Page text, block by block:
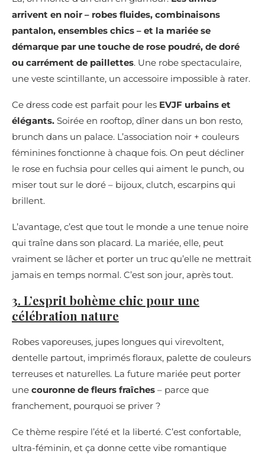
arrivent en noir – robes fluides, combinaisons
pantalon, ensembles chics – et la mariée se
démarque par une touche de rose poudré, de doré
ou carrément de paillettes. Une robe spectaculaire,
une veste scintillante, un accessoire impossible à rater.
Ce dress code est parfait pour les EVJF urbains et
élégants. Soirée en rooftop, dîner dans un bon resto,
brunch dans un palace. L’association noir + couleurs
féminines fonctionne à chaque fois. On peut décliner
le rose en fuchsia pour celles qui aiment le punch, ou
miser tout sur le doré – bijoux, clutch, escarpins qui
brillent.
L’avantage, c’est que tout le monde a une tenue noire
qui traîne dans son placard. La mariée, elle, peut
vraiment se lâcher et porter un truc qu’elle ne mettrait
jamais en temps normal. C’est son jour, après tout.
3. L’esprit bohème chic pour une
célébration nature
Robes vaporeuses, jupes longues qui virevoltent,
dentelle partout, imprimés floraux, palette de couleurs
terreuses et naturelles. La future mariée peut porter
une couronne de fleurs fraîches – parce que
franchement, pourquoi se priver ?
Ce thème respire l’été et la liberté. C’est confortable,
ultra-féminin, et ça donne cette vibe romantique